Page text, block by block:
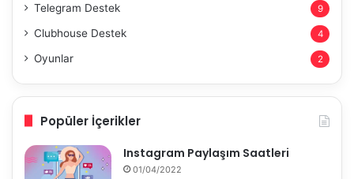
Telegram Destek 9
Clubhouse Destek 4
Oyunlar 2
Popüler İçerikler
Instagram Paylaşım Saatleri
01/04/2022